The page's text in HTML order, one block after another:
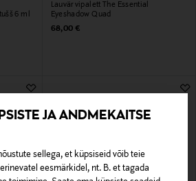
JA ANDMEKAITSE
sellega, et küpsiseid võib teie
eesmärkidel, nt. B. et tagada
6 ml
Lauvärvipalett The Essential
Eyeshadow Quad
Original Price
68,00 €